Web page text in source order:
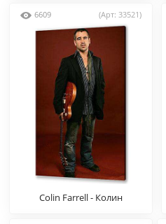
6609 (Арт: 33521)
Colin Farrell - Колин